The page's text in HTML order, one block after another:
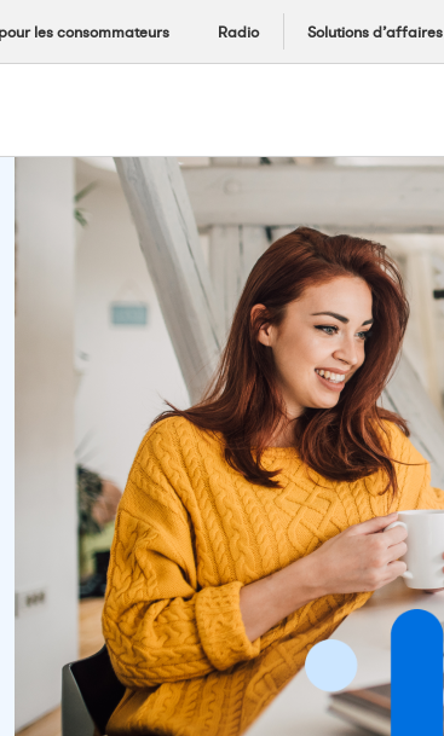
les consommateurs Radio Solutions d’affaires